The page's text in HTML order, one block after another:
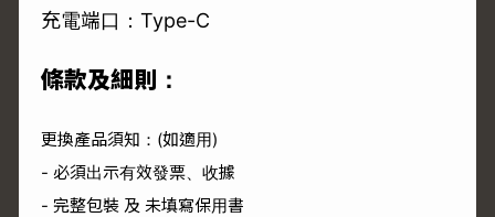
充電端口：Type-C
條款及細則：
更換產品須知：(如適用)
- 必須出示有效發票、收據
- 完整包裝 及 未填寫保用書